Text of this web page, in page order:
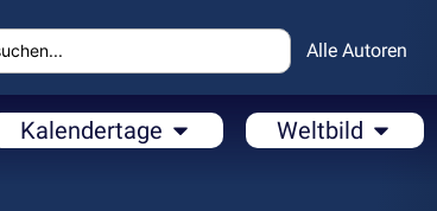
Alle Autoren
Kalendertage Weltbild